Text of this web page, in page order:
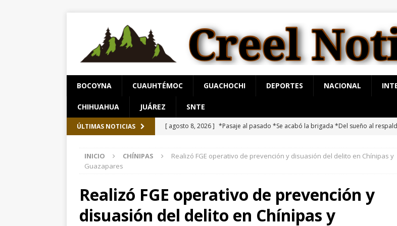
BOCOYNA CUAUHTÉMOC GUACHOCHI DEPORTES NACIONAL
CHIHUAHUA JUÁREZ SNTE
ÚLTIMAS NOTICIAS [ agosto 8, 2026 ] *Pasaje al pasado *Se acabó la brigada *Del sueño al
[ agosto 7, 2026 ] El juego sin reglas: Jorge Soto
ESTATAL
fin de semana
ESTATAL
[ agosto 8, 2026 ] “Que presenten las pruebas”: Santiago de la Peña niega que
INICIO CHÍNIPAS
Realizó FGE operativo de prevención y disuasión del delito en Chínipas y
Guazapares
Realizó FGE operativo de prevención y
disuasión del delito en Chínipas y